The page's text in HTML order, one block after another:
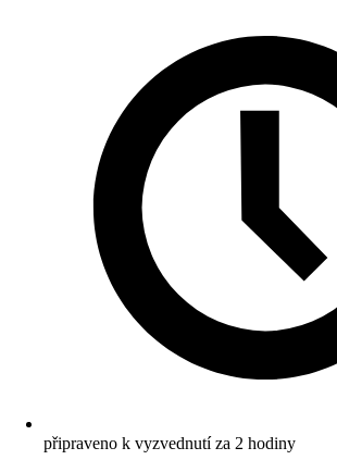
připraveno k vyzvednutí za 2 hodiny